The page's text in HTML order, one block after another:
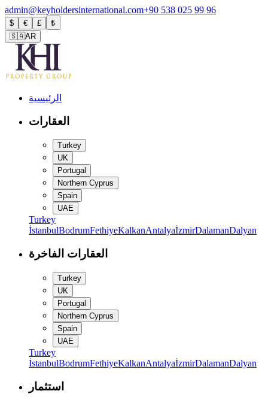
admin@keyholdersinternational.com+90 538 025 99 96
$ € £
₺
🇸🇦AR
الرئيسية
العقارات
Turkey
UK
Portugal
Northern Cyprus
Spain
UAE
Turkey
İstanbulBodrumFethiyeKalkanAntalyaİzmirDalamanDalyan
العقارات الفاخرة
Turkey
UK
Portugal
Northern Cyprus
Spain
UAE
Turkey
İstanbulBodrumFethiyeKalkanAntalyaİzmirDalamanDalyan
استثمار